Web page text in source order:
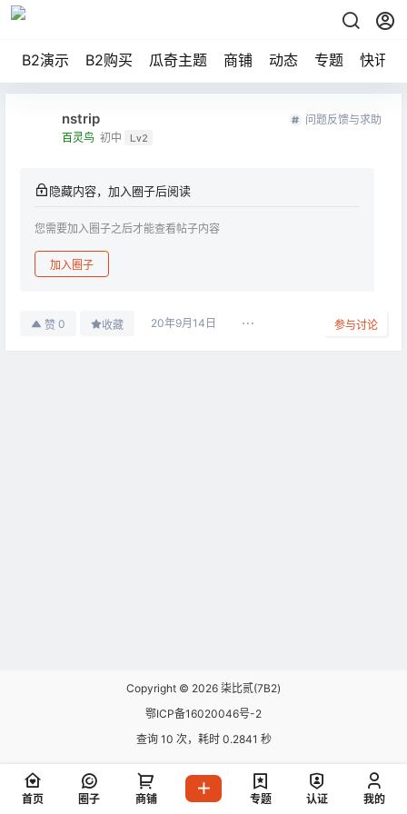
B2演示 B2购买 瓜奇主题 商铺 动态 专题 快讯
nstrip
百灵鸟 初中 Lv2
问题反馈与求助
隐藏内容，加入圈子后阅读
您需要加入圈子之后才能查看帖子内容
加入圈子
赞 0 收藏 20年9月14日 参与讨论
Copyright © 2026 柒比贰(7B2)
鄂ICP备16020046号-2
查询 10 次，耗时 0.2841 秒
首页 圈子 商铺 专题 认证 我的